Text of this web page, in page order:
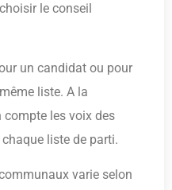
le conseil
un candidat ou pour
liste. A la
compte les voix des
liste de parti.
varie selon